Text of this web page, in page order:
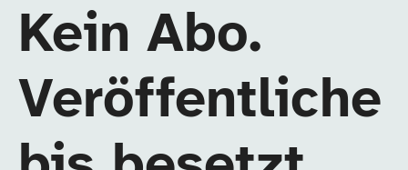
Kein Abo.
Veröffentliche